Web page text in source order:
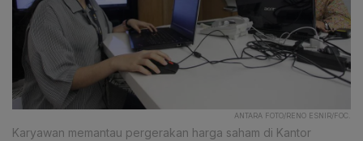
ANTARA FOTO/RENO ESNIR/FOC.
Karyawan memantau pergerakan harga saham di Kantor